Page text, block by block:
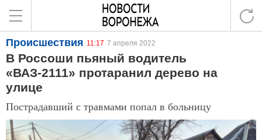
Происшествия 11:17 7 апреля 2022
В Россоши пьяный водитель
«ВАЗ-2111» протаранил дерево на
улице
Пострадавший с травмами попал в больницу